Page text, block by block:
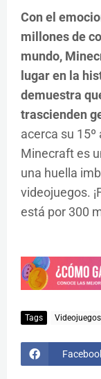
Con el
millones de
mundo,
lugar en la
demuestra
trascienden
acerca su
Minecraft es
una huella
videojuegos.
está por 300
Tags Videojuegos